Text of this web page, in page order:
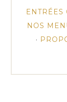
ENTRÉES
NOS
·